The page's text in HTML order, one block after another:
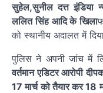
सुहेल,सुनील दत्त इंडिया
ललित सिंह आदि के खिला
को स्थानीय अदालत में
पुलिस ने अपनी जांच में
वर्तमान एडिटर आरोपी
17 मार्च को तैयार कर 18